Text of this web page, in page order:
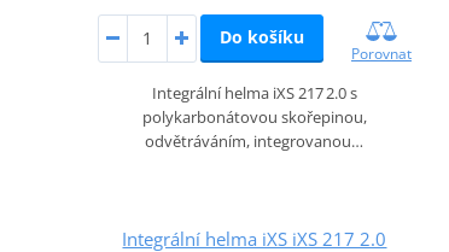
Do košíku
Porovnat
Integrální helma iXS 217 2.0 s
polykarbonátovou skořepinou,
odvětráváním, integrovanou…
Integrální helma iXS iXS 217 2.0